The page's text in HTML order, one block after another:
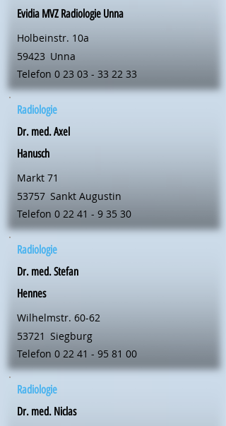
Evidia MVZ Radiologie Unna
Holbeinstr. 10a
59423 Unna
Telefon 0 23 03 - 33 22 33
Radiologie
Dr. med. Axel
Hanusch
Markt 71
53757 Sankt Augustin
Telefon 0 22 41 - 9 35 30
Radiologie
Dr. med. Stefan
Hennes
Wilhelmstr. 60-62
53721 Siegburg
Telefon 0 22 41 - 95 81 00
Radiologie
Dr. med. Niclas